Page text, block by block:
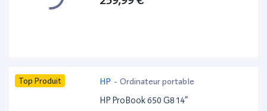
Top Produit HP - Ordinateur portable
HP ProBook 650 G8 14”